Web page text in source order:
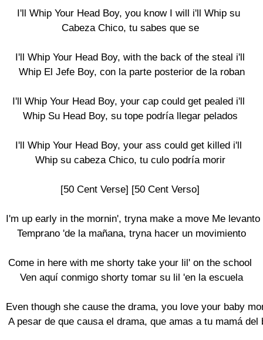
I'll Whip Your Head Boy, you know I will i'll Whip su
Cabeza Chico, tu sabes que se
I'll Whip Your Head Boy, with the back of the steal i'll
Whip El Jefe Boy, con la parte posterior de la roban
I'll Whip Your Head Boy, your cap could get pealed i'll
Whip Su Head Boy, su tope podría llegar pelados
I'll Whip Your Head Boy, your ass could get killed i'll
Whip su cabeza Chico, tu culo podría morir
[50 Cent Verse] [50 Cent Verso]
I'm up early in the mornin', tryna make a move Me levanto
Temprano 'de la mañana, tryna hacer un movimiento
Come in here with me shorty take your lil' on the school
Ven aquí conmigo shorty tomar su lil 'en la escuela
Even though she cause the drama, you love your baby
A pesar de que causa el drama, que amas a tu mamá del